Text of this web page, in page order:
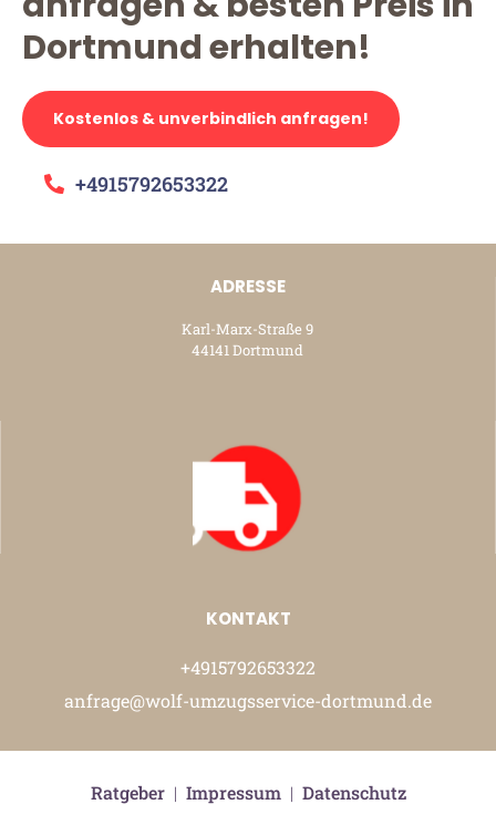
Dortmund erhalten!
Kostenlos & unverbindlich anfragen!
+4915792653322
ADRESSE
Karl-Marx-Straße 9
44141 Dortmund
KONTAKT
+4915792653322
anfrage@wolf-umzugsservice-dortmund.de
Ratgeber| Impressum| Datenschutz